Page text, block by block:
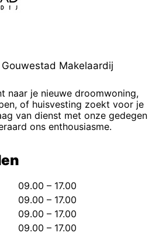
Gouwestad Makelaardij
naar je nieuwe droomwoning,
of huisvesting zoekt voor je
van dienst met onze gedegen
ons enthousiasme.
09.00 – 17.00
09.00 – 17.00
09.00 – 17.00
09.00 – 17.00